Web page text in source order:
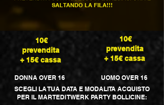
SALTANDO LA FILA!!!
10€
prevendita
+ 15€ cassa
DONNA OVER 16
10€
prevendita
+ 15€ cassa
UOMO OVER 16
SCEGLI LA TUA DATA E MODALITA ACQUISTO
PER IL MARTEDI TWERK PARTY BOLLICINE: